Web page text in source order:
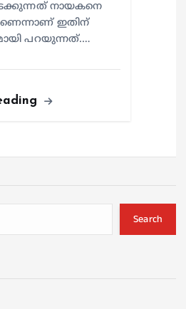
നായകനെ
ഇതിന്
പറയുന്നത്.…
Search